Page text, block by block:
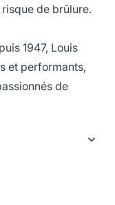
de brûlure.
1947, Louis
et performants,
de